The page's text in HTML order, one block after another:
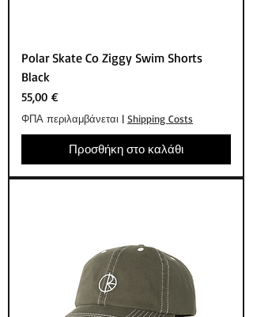
Polar Skate Co Ziggy Swim Shorts
Black
Τιμή
55,00 €
ΦΠΑ περιλαμβάνεται | Shipping Costs
Προσθήκη στο καλάθι